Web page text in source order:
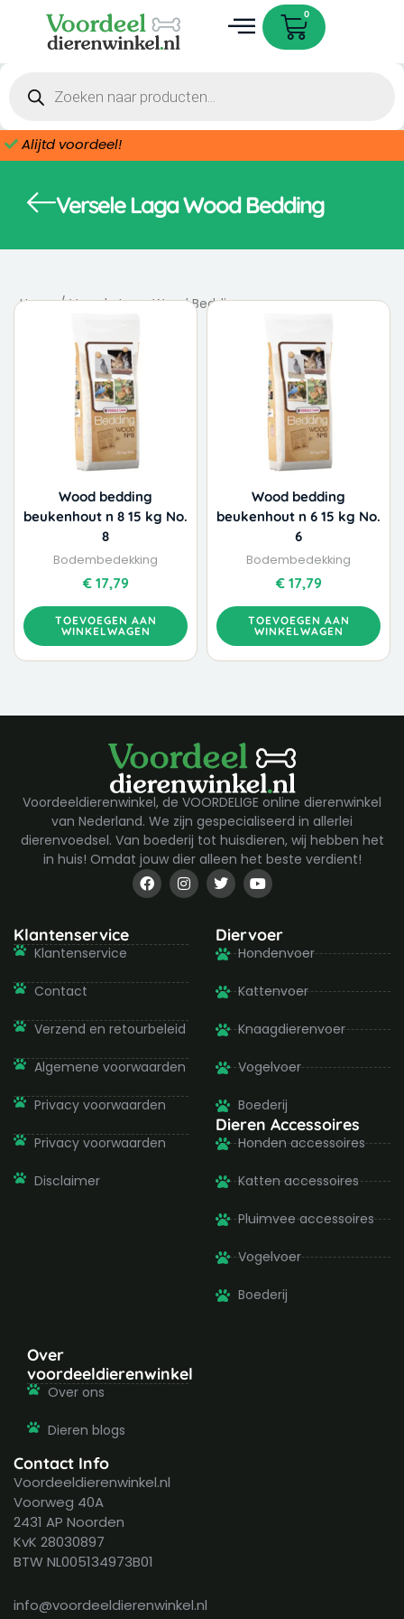
inhoud
0
Cart
zoeken
Alijtd voordeel!
Versele Laga Wood Bedding
Home/ Versele Laga Wood Bedding
Wood bedding
beukenhout n 8 15 kg No.
8
Bodembedekking
€17,79
TOEVOEGEN AAN
WINKELWAGEN
Wood bedding
beukenhout n 6 15 kg No.
6
Bodembedekking
€17,79
TOEVOEGEN AAN
WINKELWAGEN
Voordeeldierenwinkel, de VOORDELIGE online dierenwinkel
van Nederland. We zijn gespecialiseerd in allerlei
dierenvoedsel. Van boederij tot huisdieren, wij hebben het
in huis! Omdat jouw dier alleen het beste verdient!
F
a
c
o
I
n
s
g
T
w
i
t
e
r
Y
o
u
u
b
e
Klantenservice
Klantenservice
Contact
Verzend en retourbeleid
Algemene voorwaarden
Privacy voorwaarden
Privacy voorwaarden
Disclaimer
Diervoer
Hondenvoer
Kattenvoer
Knaagdierenvoer
Vogelvoer
Boederij
Dieren Accessoires
Honden accessoires
Katten accessoires
Pluimvee accessoires
Vogelvoer
Boederij
Over
voordeeldierenwinkel
Over ons
Dieren blogs
Contact Info
Voordeeldierenwinkel.nl
Voorweg 40A
2431 AP Noorden
KvK 28030897
BTW NL005134973B01
info@voordeeldierenwinkel.nl